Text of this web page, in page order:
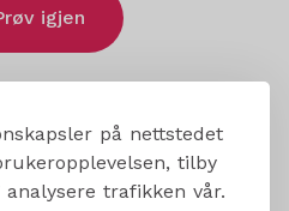
på nettstedet
tilby
trafikken vår.
igjen